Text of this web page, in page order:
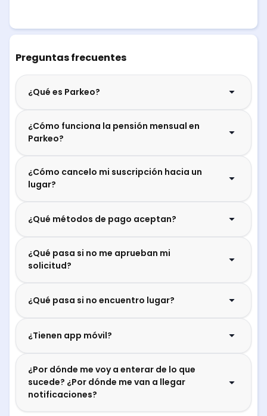
Preguntas frecuentes
¿Qué es Parkeo?
¿Cómo funciona la pensión mensual en
Parkeo?
¿Cómo cancelo mi suscripción hacia un
lugar?
¿Qué métodos de pago aceptan?
¿Qué pasa si no me aprueban mi
solicitud?
¿Qué pasa si no encuentro lugar?
¿Tienen app móvil?
¿Por dónde me voy a enterar de lo que
sucede? ¿Por dónde me van a llegar
notificaciones?